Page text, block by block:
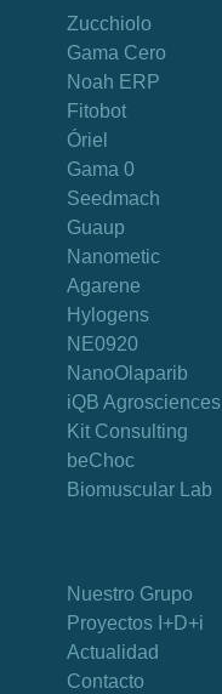
Zucchiolo
Gama Cero
Noah ERP
Fitobot
Óriel
Gama 0
Seedmach
Guaup
Nanometic
Agarene
Hylogens
NE0920
NanoOlaparib
iQB Agrosciences
Kit Consulting
beChoc
Biomuscular Lab
Nuestro Grupo
Proyectos I+D+i
Actualidad
Contacto